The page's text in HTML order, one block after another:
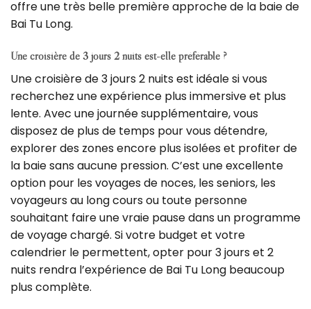
offre une très belle première approche de la baie de
Bai Tu Long.
Une croisière de 3 jours 2 nuits est-elle préférable ?
Une croisière de 3 jours 2 nuits est idéale si vous
recherchez une expérience plus immersive et plus
lente. Avec une journée supplémentaire, vous
disposez de plus de temps pour vous détendre,
explorer des zones encore plus isolées et profiter de
la baie sans aucune pression. C’est une excellente
option pour les voyages de noces, les seniors, les
voyageurs au long cours ou toute personne
souhaitant faire une vraie pause dans un programme
de voyage chargé. Si votre budget et votre
calendrier le permettent, opter pour 3 jours et 2
nuits rendra l’expérience de Bai Tu Long beaucoup
plus complète.